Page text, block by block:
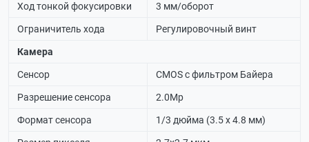
Ход тонкой фокусировки 3 мм/оборот
Ограничитель хода Регулировочный винт
Камера
Сенсор CMOS с фильтром Байера
Разрешение сенсора 2.0Мр
Формат сенсора 1/3 дюйма (3.5 х 4.8 мм)